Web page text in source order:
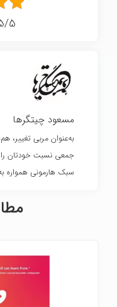
5/5 - (1
مسعود چیتگرها
به‌عنوان مربی تغییر،
جمعی نسبت خودتان
سبک هارمونی همواره